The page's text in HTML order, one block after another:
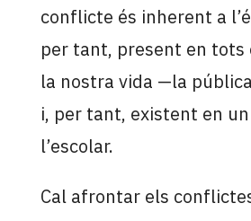
conflicte és inherent a
per tant, present en tots
la nostra vida —la
i, per tant, existent en
l’escolar.
Cal afrontar els